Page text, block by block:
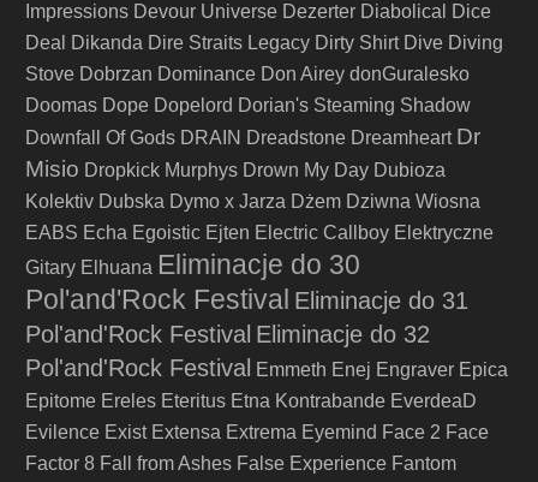
Impressions Devour Universe Dezerter Diabolical
Dice
Deal
Dikanda Dire Straits Legacy Dirty Shirt Dive Diving
Stove Dobrzan Dominance Don Airey donGuralesko
Doomas Dope Dopelord Dorian's Steaming Shadow
Downfall Of Gods DRAIN Dreadstone Dreamheart Dr
Misio Dropkick Murphys Drown My Day Dubioza
Kolektiv Dubska Dymo x Jarza Dżem Dziwna Wiosna
EABS Echa Egoistic Ejten Electric Callboy Elektryczne
Gitary Elhuana Eliminacje do 30
Pol'and'Rock Festival Eliminacje do 31
Pol'and'Rock Festival Eliminacje do 32
Pol'and'Rock Festival Emmeth Enej Engraver Epica
Epitome Ereles Eteritus Etna Kontrabande EverdeaD
Evilence Exist Extensa Extrema Eyemind Face 2 Face
Factor 8 Fall from Ashes False Experience Fantom